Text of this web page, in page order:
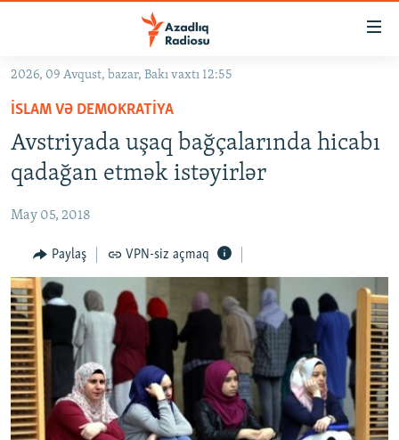
Əsas
qayıt
Əsas
naviqasiyaya
qayıt
KORRUPSIOMETR
#ƏSLINDƏ
FƏRQƏ BAX
QANUNI DOĞRU
ARAŞDIRMA
MULTIMEDIA
VIDEO
FOTOQALEREYA
İNFOQRAFIKA
RADIO ARXIV
OXU ZALI
AZƏRBAYCAN ƏDƏBIYYATI KITABXANASI
HAQQIMIZDA
MISSIYAMIZ
BIZI IZLƏ
2026, 09 Avqust, bazar, Bakı vaxtı 12:55
İSLAM VƏ DEMOKRATIYA
Avstriyada uşaq bağçalarında hicabı
qadağan etmək istəyirlər
May 05, 2018
Paylaş VPN-siz açmaq